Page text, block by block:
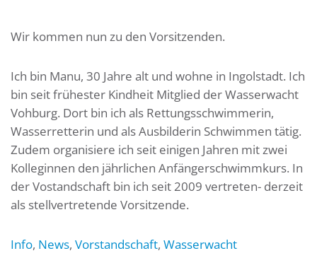
Wir kommen nun zu den Vorsitzenden.
Ich bin Manu, 30 Jahre alt und wohne in Ingolstadt. Ich
bin seit frühester Kindheit Mitglied der Wasserwacht
Vohburg. Dort bin ich als Rettungsschwimmerin,
Wasserretterin und als Ausbilderin Schwimmen tätig.
Zudem organisiere ich seit einigen Jahren mit zwei
Kolleginnen den jährlichen Anfängerschwimmkurs. In
der Vostandschaft bin ich seit 2009 vertreten- derzeit
als stellvertretende Vorsitzende.
Info, News, Vorstandschaft, Wasserwacht